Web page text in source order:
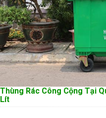
Thùng Rác Công Cộng Tại
Lít